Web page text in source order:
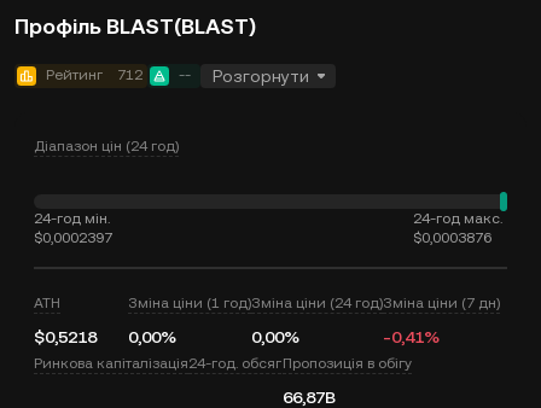
Профіль BLAST(BLAST)
Рейтинг 712 -- Розгорнути
Діапазон цін (24 год)
24-год мін.
$0,0002397
24-год макс.
$0,0003876
ATH
$0,5218
Зміна ціни (1 год)
0,00%
Зміна ціни (24 год)
0,00%
Зміна ціни (7 дн)
-0,41%
Ринкова капіталізація24-год. обсягПропозиція в обігу
66,87B